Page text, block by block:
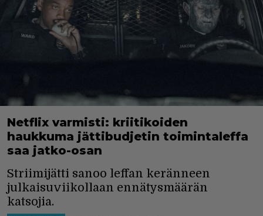
Netflix varmisti: kriitikoiden
haukkuma jättibudjetin toimintaleffa
saa jatko-osan
Striimijätti sanoo leffan keränneen
julkaisuviikollaan ennätysmäärän
katsojia.